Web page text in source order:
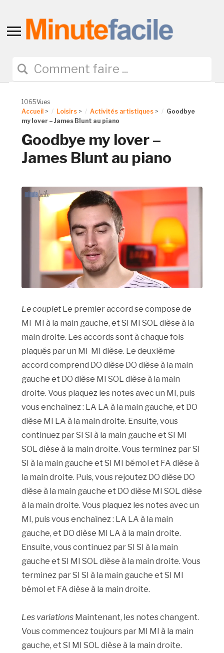
Toggle
navigation
1065Vues
Accueil > Loisirs > Activités artistiques >
Goodbye
my lover – James Blunt au piano
Goodbye my lover –
James Blunt au piano
Le coupletLe premier accord se compose de
MI MI à la main gauche, et SI MI SOL dièse à la
main droite. Les accords sont à chaque fois
plaqués par un MI MI dièse. Le deuxième
accord comprend DO dièse DO dièse à la main
gauche et DO dièse MI SOL dièse à la main
droite. Vous plaquez les notes avec un MI, puis
vous enchaînez : LA LA à la main gauche, et DO
dièse MI LA à la main droite. Ensuite, vous
continuez par SI SI à la main gauche et SI MI
SOL dièse à la main droite. Vous terminez par SI
SI à la main gauche et SI MI bémol et FA dièse à
la main droite. Puis, vous rejoutez DO dièse DO
dièse à la main gauche et DO dièse MI SOL dièse
à la main droite. Vous plaquez les notes avec un
MI, puis vous enchaînez : LA LA à la main
gauche, et DO dièse MI LA à la main droite.
Ensuite, vous continuez par SI SI à la main
gauche et SI MI SOL dièse à la main droite. Vous
terminez par SI SI à la main gauche et SI MI
bémol et FA dièse à la main droite.
Les variations Maintenant, les notes changent.
Vous commencez toujours par MI MI à la main
gauche, et SI MI SOL dièse à la main droite.